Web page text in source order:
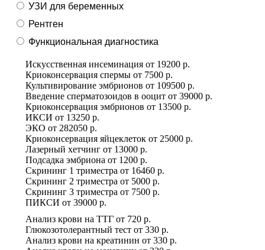
УЗИ для беременных
Рентген
Функциональная диагностика
Искусственная инсеминация от 19200 р.
Криоконсервация спермы от 7500 р.
Культивирование эмбрионов от 109500 р.
Введение сперматозоидов в ооцит от 39000 р.
Криоконсервация эмбрионов от 13500 р.
ИКСИ от 13250 р.
ЭКО от 282050 р.
Криоконсервация яйцеклеток от 25000 р.
Лазерный хетчинг от 13000 р.
Подсадка эмбриона от 1200 р.
Скрининг 1 триместра от 16460 р.
Скрининг 2 триместра от 5000 р.
Скрининг 3 триместра от 7500 р.
ПИКСИ от 39000 р.
Анализ крови на ТТГ от 720 р.
Глюкозотолерантный тест от 330 р.
Анализ крови на креатинин от 330 р.